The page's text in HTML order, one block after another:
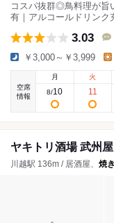
コスパ抜群◎鳥料理が旨
有｜アルコールドリンク
3.03
￥3,000～￥3,999
空席
情報
月
8/10
火
11
ヤキトリ酒場 武州屋
川越駅 136m / 居酒屋、 焼